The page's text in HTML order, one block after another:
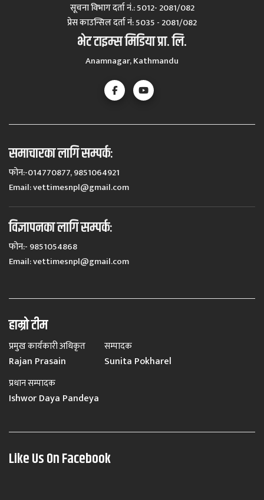
सूचना विभाग दर्ता नं.: 5012- 2081/082
प्रेस काउन्सिल दर्ता नं‍: 5035 - 2081/082
भेट टाइम्स मिडिया प्रा. लि.
Anamnagar, Kathmandu
समाचारका लागि सम्पर्कः
फोन:-014770877, 9851064921
Email:vettimesnpl@gmail.com
विज्ञापनका लागि सम्पर्कः
फोन:- 9851054868
Email:vettimesnpl@gmail.com
हाम्रो टीम
प्रमुख कार्यकारी अधिकृत
Rajan Prasain
सम्पादक
Sunita Pokharel
प्रधान सम्पादक
Ishwor Daya Pandeya
Like Us On Facebook